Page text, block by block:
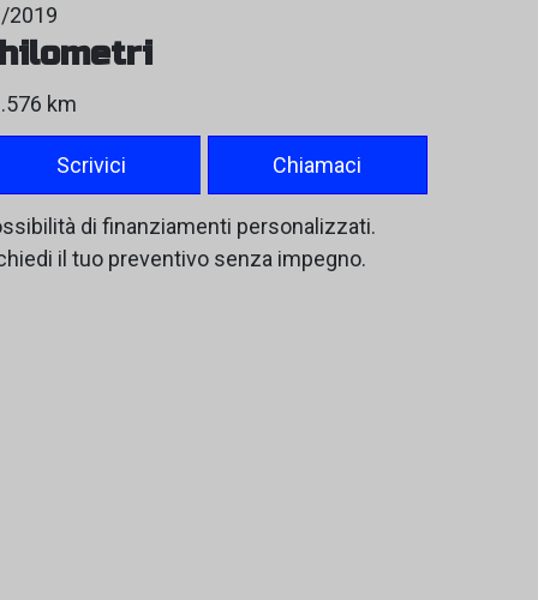
2019
km
Scrivici Chiamaci
di finanziamenti personalizzati.
il tuo preventivo senza impegno.